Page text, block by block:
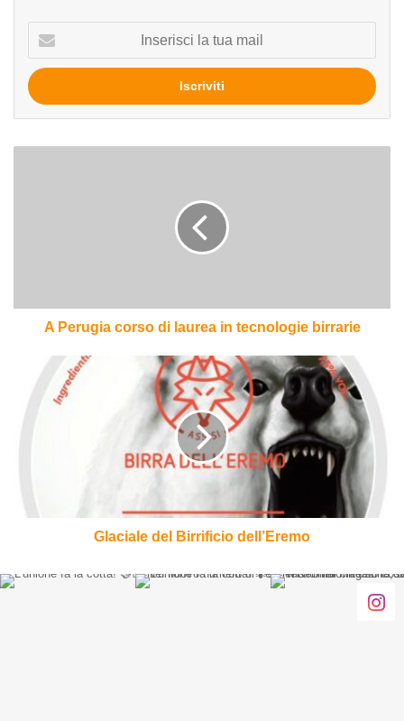
tua
mail
A Perugia corso di laurea in tecnologie birrarie
Glaciale
Birrificio
Glaciale del Birrificio dell’Eremo